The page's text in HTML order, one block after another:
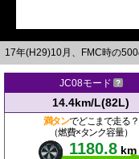
17年(H29)10月、FMC時の
JC08モード
14.4km/L(82L)
満タンでどこまで走る？
（燃費×タンク容量）
1180.8 km